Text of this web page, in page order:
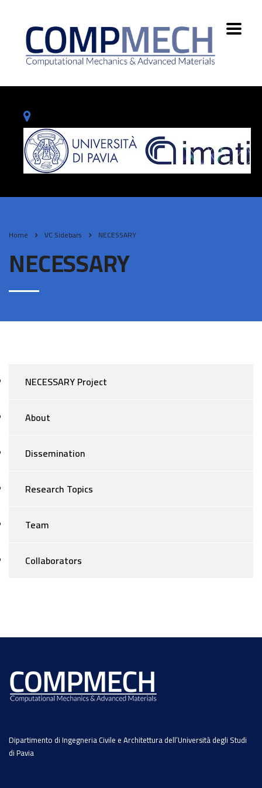
Home VC Sidebars NECESSARY
NECESSARY
NECESSARY Project
About
Dissemination
Research Topics
Team
Collaborators
Dipartimento di Ingegneria Civile e Architettura dell’Università degli Studi
di Pavia